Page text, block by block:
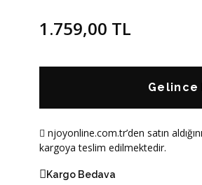
1.759,00 TL
Gelince
njoyonline.com.tr’den satın
kargoya teslim edilmektedir.
Kargo Bedava